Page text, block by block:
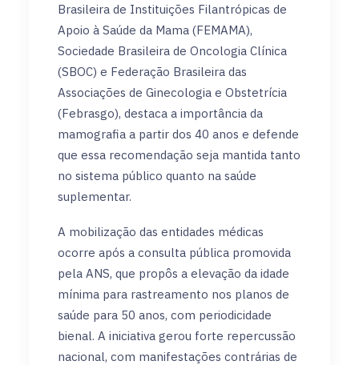
Brasileira de Instituições Filantrópicas de
Apoio à Saúde da Mama (FEMAMA),
Sociedade Brasileira de Oncologia Clínica
(SBOC) e Federação Brasileira das
Associações de Ginecologia e Obstetrícia
(Febrasgo), destaca a importância da
mamografia a partir dos 40 anos e defende
que essa recomendação seja mantida tanto
no sistema público quanto na saúde
suplementar.
A mobilização das entidades médicas
ocorre após a consulta pública promovida
pela ANS, que propôs a elevação da idade
mínima para rastreamento nos planos de
saúde para 50 anos, com periodicidade
bienal. A iniciativa gerou forte repercussão
nacional, com manifestações contrárias de